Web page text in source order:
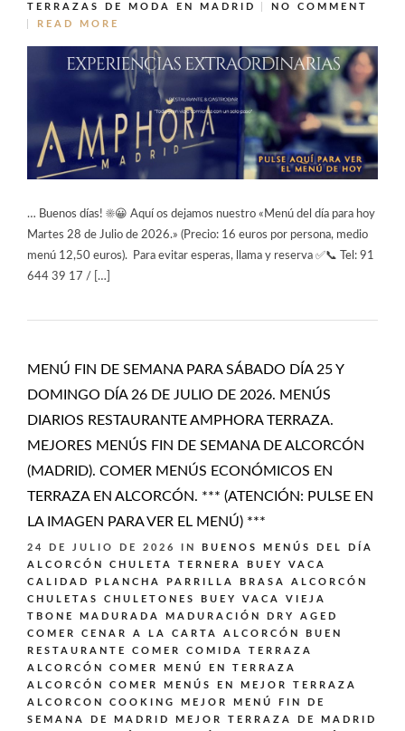
TERRAZAS DE MODA EN MADRID
NO COMMENT
READ MORE
… Buenos días! ☀️😀 Aquí os dejamos nuestro «Menú del día para hoy
Martes 28 de Julio de 2026.» (Precio: 16 euros por persona, medio
menú 12,50 euros). Para evitar esperas, llama y reserva ✅📞 Tel: 91
644 39 17 / […]
MENÚ FIN DE SEMANA PARA SÁBADO DÍA 25 Y
DOMINGO DÍA 26 DE JULIO DE 2026. MENÚS
DIARIOS RESTAURANTE AMPHORA TERRAZA.
MEJORES MENÚS FIN DE SEMANA DE ALCORCÓN
(MADRID). COMER MENÚS ECONÓMICOS EN
TERRAZA EN ALCORCÓN. *** (ATENCIÓN: PULSE EN
LA IMAGEN PARA VER EL MENÚ) ***
24 DE JULIO DE 2026 IN
BUENOS MENÚS DEL DÍA
ALCORCÓN
CHULETA TERNERA BUEY VACA
CALIDAD PLANCHA PARRILLA BRASA ALCORCÓN
CHULETAS CHULETONES BUEY VACA VIEJA
TBONE MADURADA MADURACIÓN DRY AGED
COMER CENAR A LA CARTA ALCORCÓN BUEN
RESTAURANTE
COMER COMIDA TERRAZA
ALCORCÓN
COMER MENÚ EN TERRAZA
ALCORCÓN
COMER MENÚS EN MEJOR TERRAZA
ALCORCON
COOKING
MEJOR MENÚ FIN DE
SEMANA DE MADRID
MEJOR TERRAZA DE MADRID